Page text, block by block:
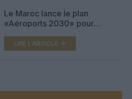
Le Maroc lance le plan
«Aéroports 2030» pour
de football en 2030
LIRE L'ARTICLE